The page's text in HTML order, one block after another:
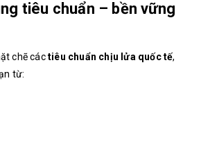
tiêu chuẩn – bền vững
chẽ cáctiêu chuẩn chịu lửa quốc tế,
từ: